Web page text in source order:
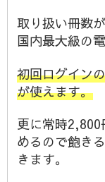
取り扱い冊数
国内最大級の
初回ログイン
が使えます。
更に常時2,800
めるので飽き
きます。